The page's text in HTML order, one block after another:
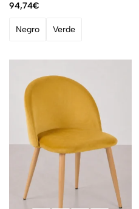
94,74€
Negro Verde